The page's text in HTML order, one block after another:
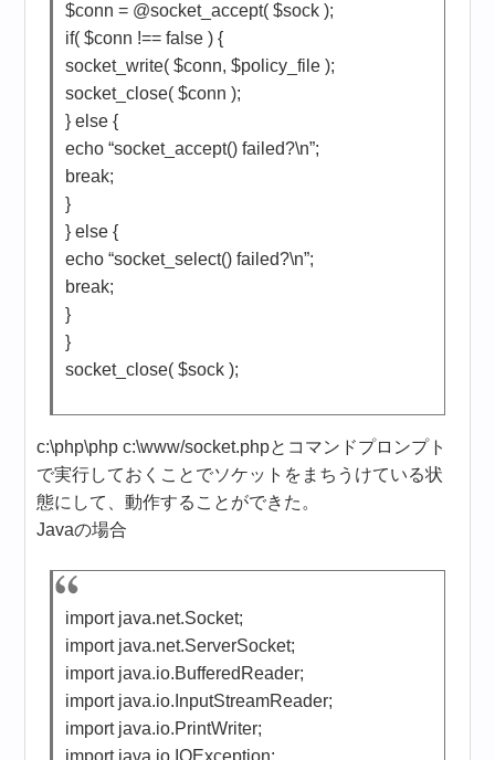
$conn = @socket_accept( $sock );
if( $conn !== false ) {
socket_write( $conn, $policy_file );
socket_close( $conn );
} else {
echo “socket_accept() failed?\n”;
break;
}
} else {
echo “socket_select() failed?\n”;
break;
}
}
socket_close( $sock );
c:\php\php c:\www/socket.phpとコマンドプロンプト
で実行しておくことでソケットをまちうけている状
態にして、動作することができた。
Javaの場合
import java.net.Socket;
import java.net.ServerSocket;
import java.io.BufferedReader;
import java.io.InputStreamReader;
import java.io.PrintWriter;